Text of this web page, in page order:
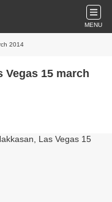
MENU
2014
Vegas 15 march